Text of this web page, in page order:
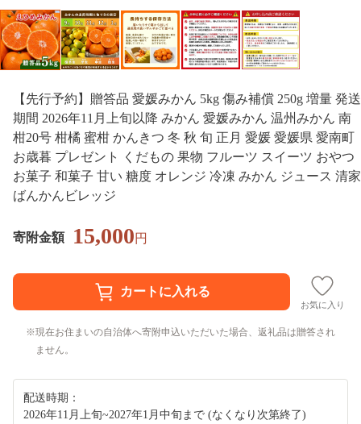
【先行予約】贈答品 愛媛みかん 5kg 傷み補償 250g 増量 発送
期間 2026年11月上旬以降 みかん 愛媛みかん 温州みかん 南
柑20号 柑橘 蜜柑 かんきつ 冬 秋 旬 正月 愛媛 愛媛県 愛南町
お歳暮 プレゼント くだもの 果物 フルーツ スイーツ おやつ
お菓子 和菓子 甘い 糖度 オレンジ 冷凍 みかん ジュース 清家
ばんかんビレッジ
寄附金額 15,000円
お気に入り
現在お住まいの自治体へ寄附申込いただいた場合、返礼品は贈答され
ません。
配送時期：
2026年11月上旬~2027年1月中旬まで (なくなり次第終了)